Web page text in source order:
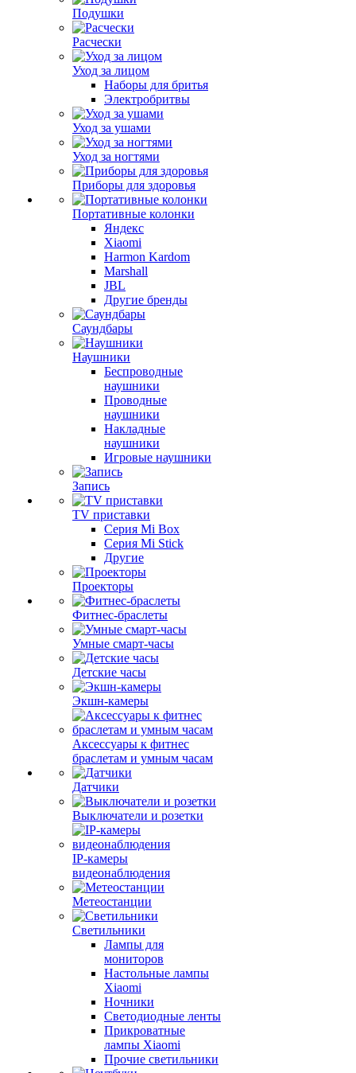
Подушки
Расчески
Уход за лицом
Наборы для бритья
Электробритвы
Уход за ушами
Уход за ногтями
Приборы для здоровья
Портативные колонки
Яндекс
Xiaomi
Harmon Kardom
Marshall
JBL
Другие бренды
Саундбары
Наушники
Беспроводные
наушники
Проводные
наушники
Накладные
наушники
Игровые наушники
Запись
TV приставки
Серия Mi Box
Серия Mi Stick
Другие
Проекторы
Фитнес-браслеты
Умные смарт-часы
Детские часы
Экшн-камеры
Аксессуары к фитнес
браслетам и умным часам
Датчики
Выключатели и розетки
IP-камеры
видеонаблюдения
Метеостанции
Светильники
Лампы для
мониторов
Настольные лампы
Xiaomi
Ночники
Светодиодные ленты
Прикроватные
лампы Xiaomi
Прочие светильники